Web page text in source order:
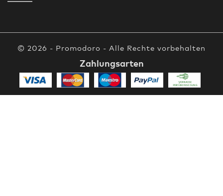
© 2026 - Promodoro - Alle Rechte vorbehalten
Zahlungsarten